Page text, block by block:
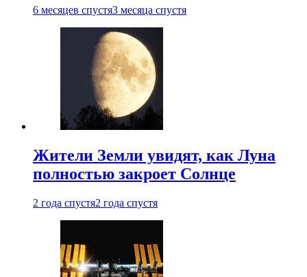
6 месяцев спустя3 месяца спустя
Жители Земли увидят, как Луна
полностью закроет Солнце
2 года спустя2 года спустя